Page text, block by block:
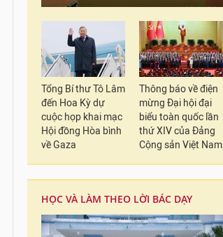
Tổng Bí thư Tô Lâm
đến Hoa Kỳ dự
cuộc họp khai mạc
Hội đồng Hòa bình
về Gaza
Thông báo về điện
mừng Đại hội đại
biểu toàn quốc lần
thứ XIV của Đảng
Cộng sản Việt Nam
HỌC VÀ LÀM THEO LỜI BÁC DẠY